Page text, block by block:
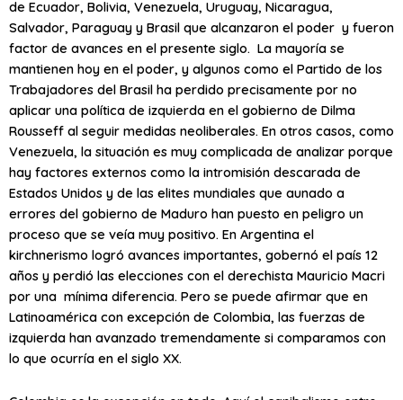
de Ecuador, Bolivia, Venezuela, Uruguay, Nicaragua,
Salvador, Paraguay y Brasil que alcanzaron el poder y fueron
factor de avances en el presente siglo. La mayoría se
mantienen hoy en el poder, y algunos como el Partido de los
Trabajadores del Brasil ha perdido precisamente por no
aplicar una política de izquierda en el gobierno de Dilma
Rousseff al seguir medidas neoliberales. En otros casos, como
Venezuela, la situación es muy complicada de analizar porque
hay factores externos como la intromisión descarada de
Estados Unidos y de las elites mundiales que aunado a
errores del gobierno de Maduro han puesto en peligro un
proceso que se veía muy positivo. En Argentina el
kirchnerismo logró avances importantes, gobernó el país 12
años y perdió las elecciones con el derechista Mauricio Macri
por una mínima diferencia. Pero se puede afirmar que en
Latinoamérica con excepción de Colombia, las fuerzas de
izquierda han avanzado tremendamente si comparamos con
lo que ocurría en el siglo XX.